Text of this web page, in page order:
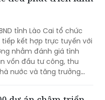
tỉnh Lào Cai tổ chức
nhằm đánh giá tình
vốn đầu tư công, thu
nước và tăng trưởng
đầu năm; đồng thời đề
điều hành để hoàn
tiêu phát triển kinh tế -
dự án chậm triển